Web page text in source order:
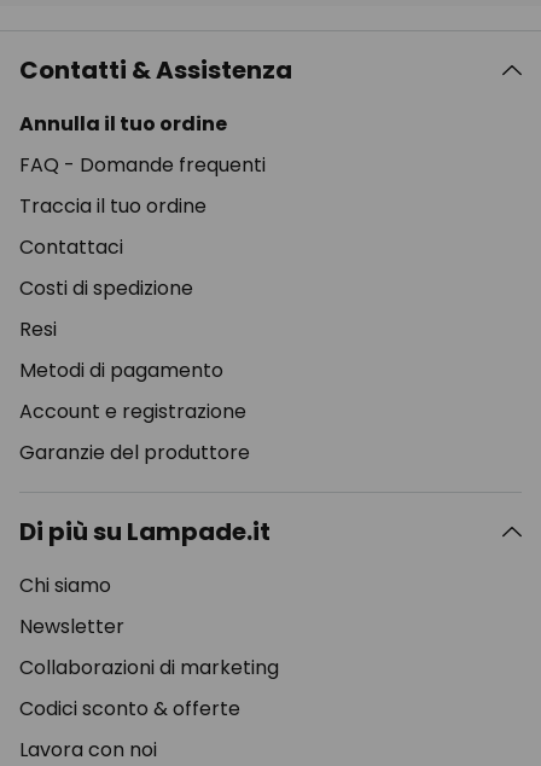
Contatti & Assistenza
Annulla il tuo ordine
FAQ - Domande frequenti
Traccia il tuo ordine
Contattaci
Costi di spedizione
Resi
Metodi di pagamento
Account e registrazione
Garanzie del produttore
Di più su Lampade.it
Chi siamo
Newsletter
Collaborazioni di marketing
Codici sconto & offerte
Lavora con noi